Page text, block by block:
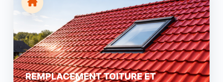
REMPLACEMENT TOITURE ET